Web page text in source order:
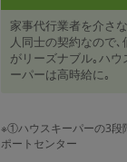
家事代行業者を介さ
人同士の契約なので､
がリーズナブル｡ハウ
ーパーは高時給に｡
※①ハウスキーパーの3段
ポートセンター